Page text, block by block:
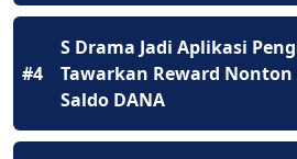
#4
S Drama Jadi Aplikasi
Tawarkan Reward
Saldo DANA